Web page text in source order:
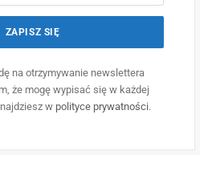
na otrzymywanie newslettera
że mogę wypisać się w każdej
w polityce prywatności.